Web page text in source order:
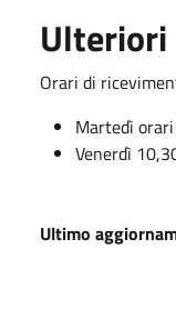
Orari di
Martedì
Venerdì
Ultimo